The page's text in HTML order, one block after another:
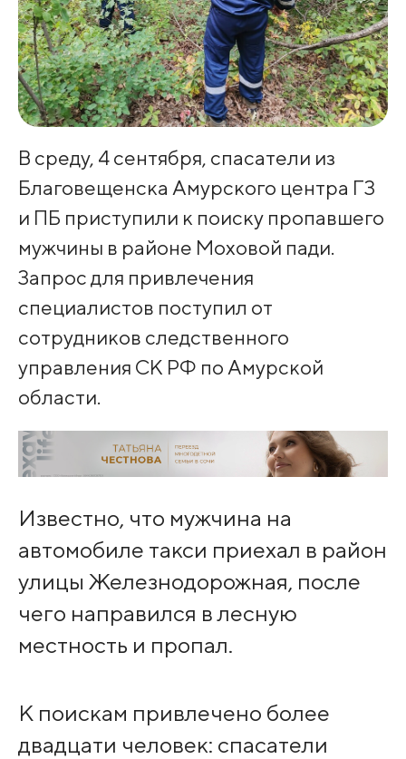
В среду, 4 сентября, спасатели из
Благовещенска Амурского центра ГЗ
и ПБ приступили к поиску пропавшего
мужчины в районе Моховой пади.
️Запрос для привлечения
специалистов поступил от
сотрудников следственного
управления СК РФ по Амурской
области.
Известно, что мужчина на
автомобиле такси приехал в район
улицы Железнодорожная, после
чего направился в лесную
местность и пропал.
К поискам привлечено более
двадцати человек: спасатели